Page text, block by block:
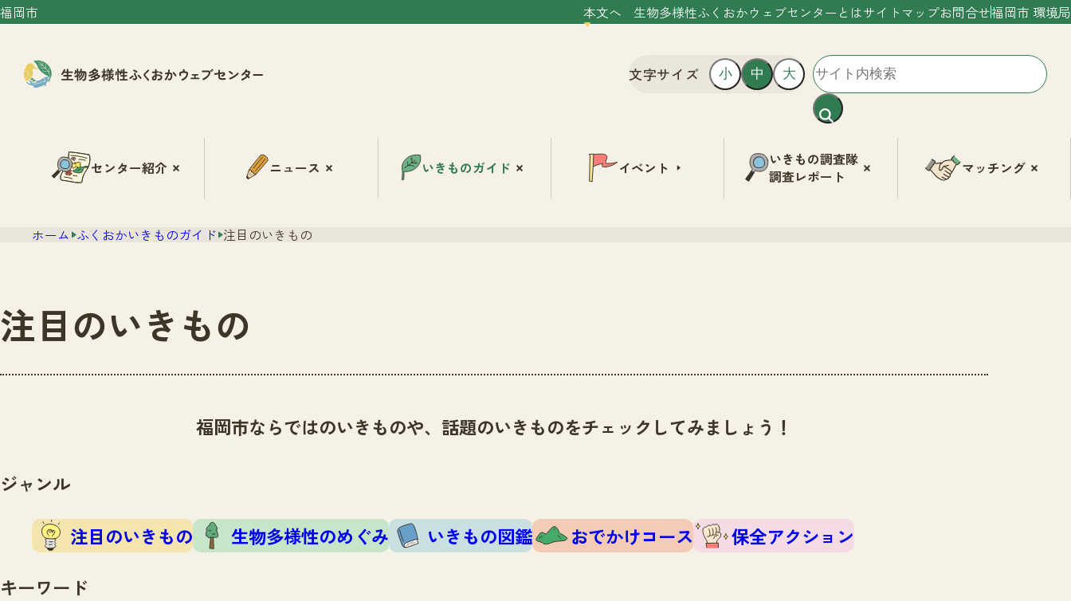
福岡市 本文へ 生物多様性ふくおかウェブセンターとはサイトマップお問合せ福岡市 環境局
文字サイズ 小 中 大
センター紹介 ニュース いきものガイド イベント
いきもの調査隊
調査レポート
マッチング
ホーム ふくおかいきものガイド 注目のいきもの
注目のいきもの
福岡市ならではのいきものや、話題のいきものをチェックしてみましょう！
ジャンル
注目のいきもの 生物多様性のめぐみ いきもの図鑑 おでかけコース
保全アクション
キーワード